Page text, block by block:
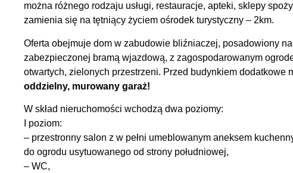
można różnego rodzaju usługi, restauracje, apteki, sklepy
zamienia się na tętniący życiem ośrodek turystyczny – 2km.
Oferta obejmuje dom w zabudowie bliźniaczej, posadowiony
zabezpieczonej bramą wjazdową, z zagospodarowanym
otwartych, zielonych przestrzeni. Przed budynkiem dodatkowe
oddzielny, murowany garaż!
W skład nieruchomości wchodzą dwa poziomy:
I poziom:
– przestronny salon z w pełni umeblowanym aneksem
do ogrodu usytuowanego od strony południowej,
– WC,